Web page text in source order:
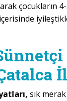
çocukların
sık